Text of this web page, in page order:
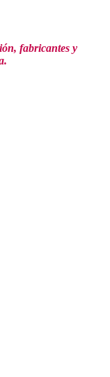
fabricantes y